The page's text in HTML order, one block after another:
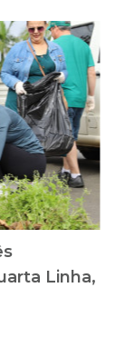
Linha,